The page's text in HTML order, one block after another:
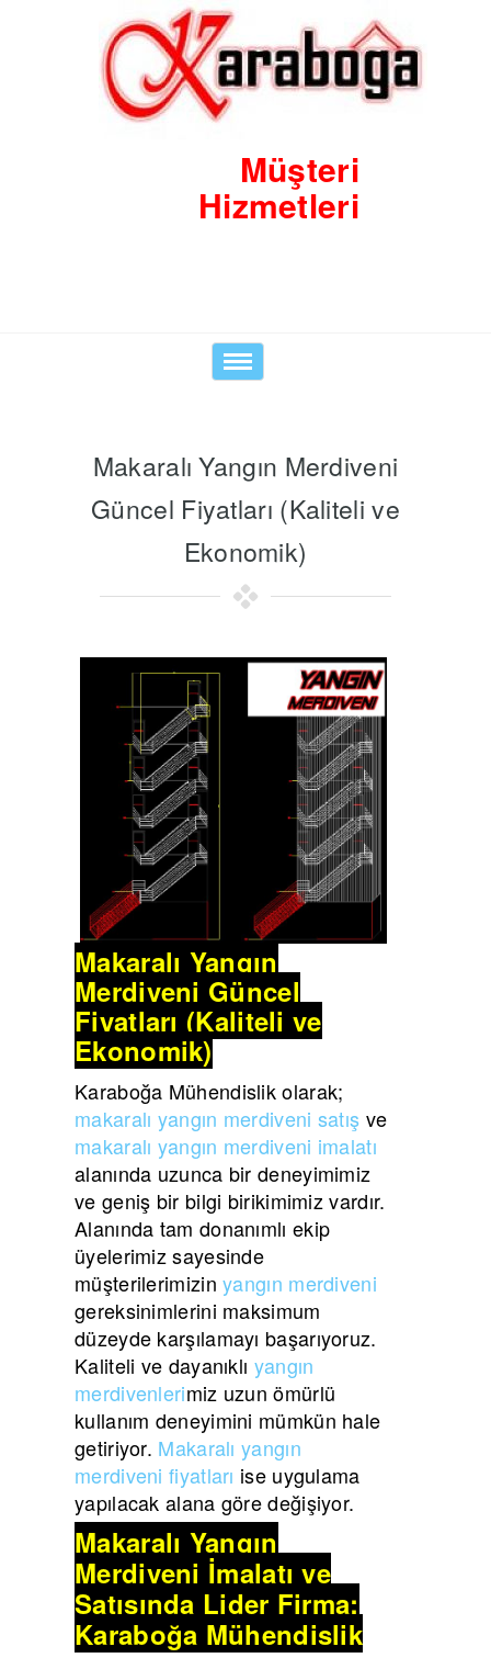
Müşteri
Hizmetleri
Toggle
navigation
Makaralı Yangın Merdiveni
Güncel Fiyatları (Kaliteli ve
Ekonomik)
Makaralı Yangın
Merdiveni Güncel
Fiyatları (Kaliteli ve
Ekonomik)
Karaboğa Mühendislik olarak;
makaralı yangın merdiveni satış ve
makaralı yangın merdiveni imalatı
alanında uzunca bir deneyimimiz
ve geniş bir bilgi birikimimiz vardır.
Alanında tam donanımlı ekip
üyelerimiz sayesinde
müşterilerimizinyangın merdiveni
gereksinimlerini maksimum
düzeyde karşılamayı başarıyoruz.
Kaliteli ve dayanıklı yangın
merdivenlerimiz uzun ömürlü
kullanım deneyimini mümkün hale
getiriyor. Makaralı yangın
merdiveni fiyatları ise uygulama
yapılacak alana göre değişiyor.
Makaralı Yangın
Merdiveni İmalatı ve
Satışında Lider Firma:
Karaboğa Mühendislik